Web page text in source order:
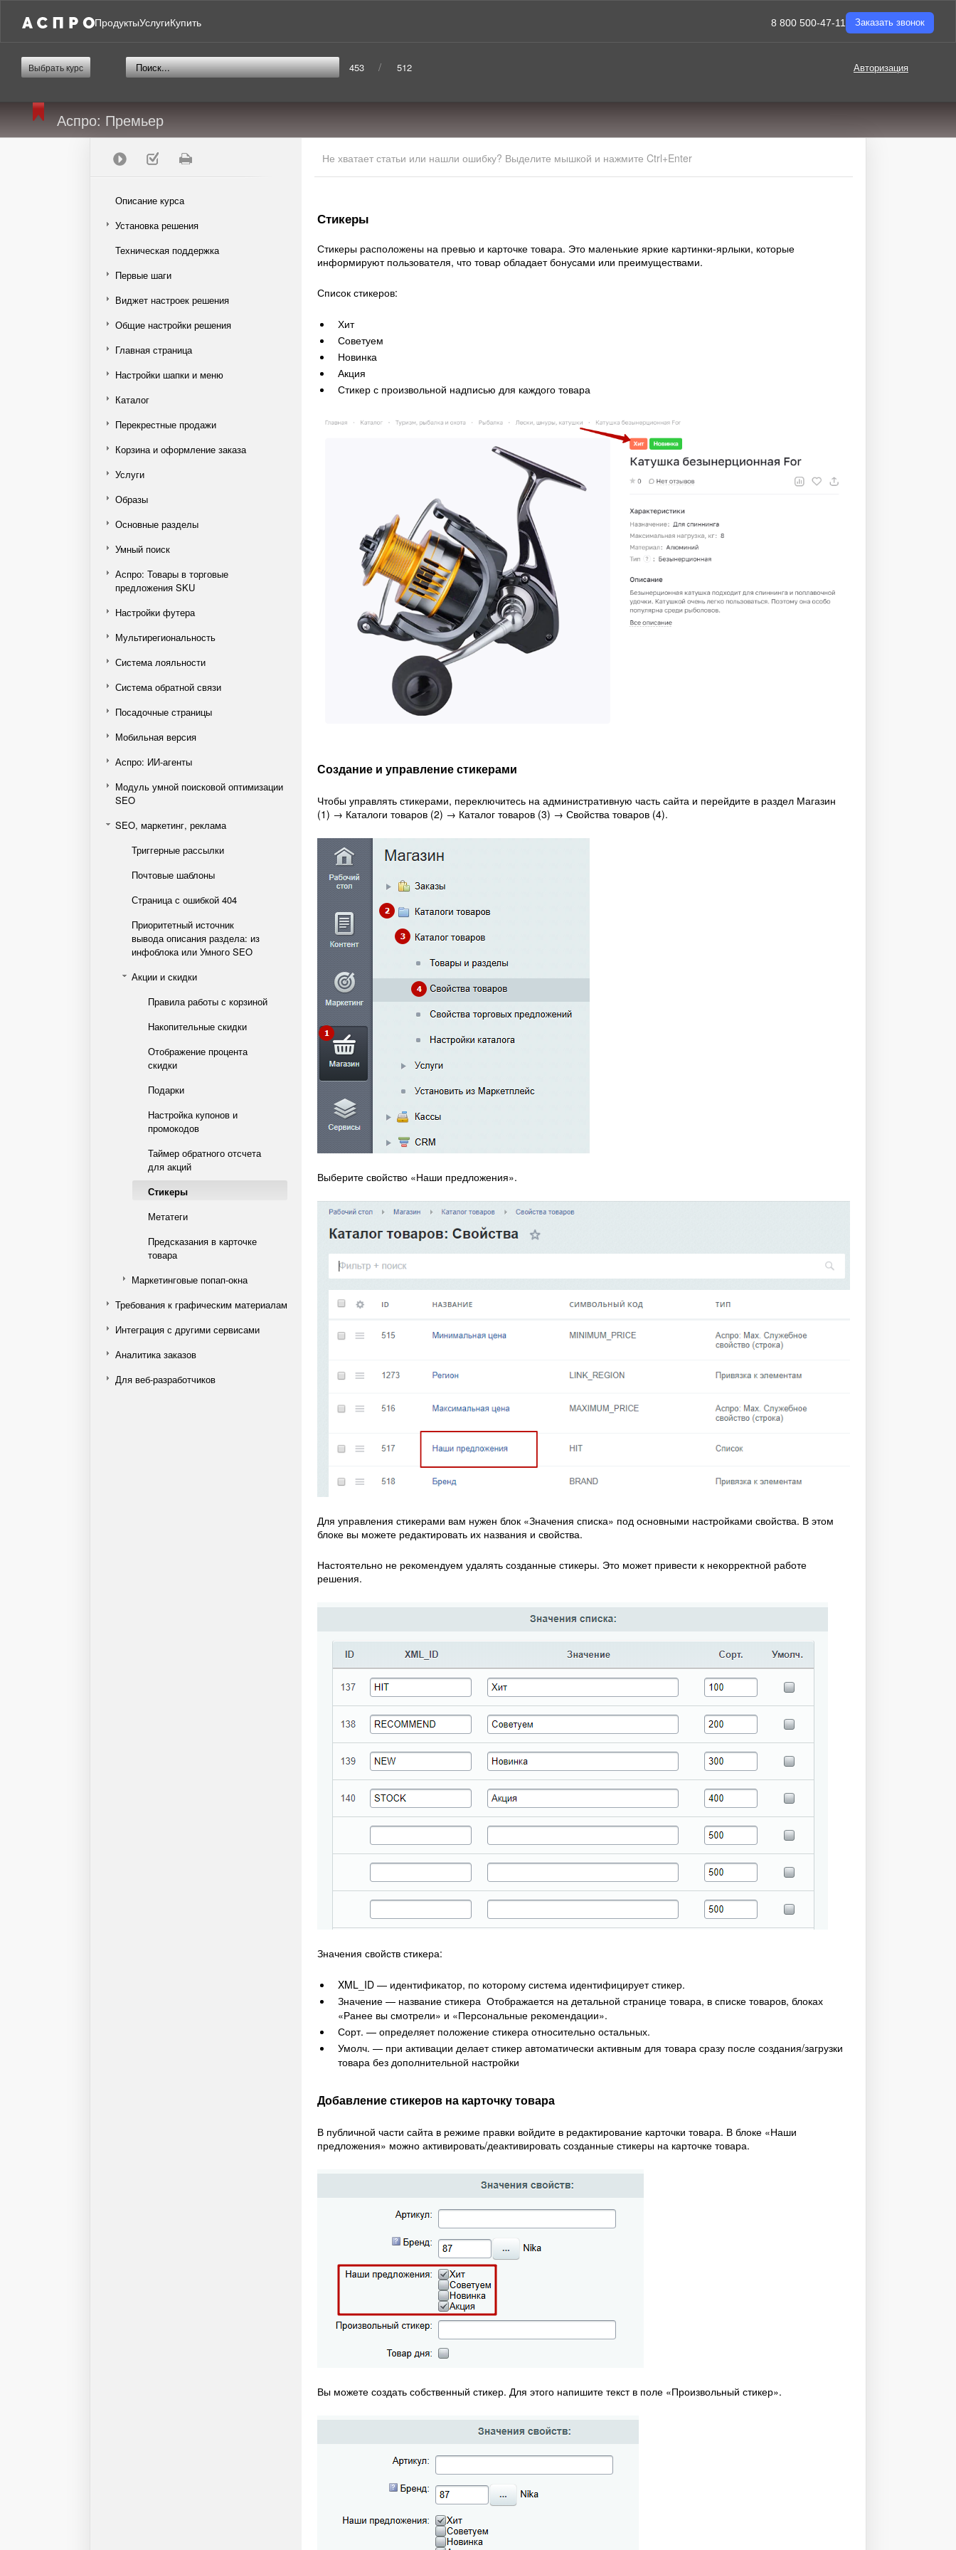
ПродуктыУслугиКупить 8 800 500-47-11 Заказать звонок
Авторизация
Выбрать курс 453 / 512
Аспро: Премьер
Описание курса
Установка решения
Техническая поддержка
Первые шаги
Виджет настроек решения
Общие настройки решения
Главная страница
Настройки шапки и меню
Каталог
Перекрестные продажи
Корзина и оформление заказа
Услуги
Образы
Основные разделы
Умный поиск
Аспро: Товары в торговые
предложения SKU
Настройки футера
Мультирегиональность
Система лояльности
Система обратной связи
Посадочные страницы
Мобильная версия
Аспро: ИИ-агенты
Модуль умной поисковой оптимизации
SEO
SEO, маркетинг, реклама
Триггерные рассылки
Почтовые шаблоны
Страница с ошибкой 404
Приоритетный источник
вывода описания раздела: из
инфоблока или Умного SEO
Акции и скидки
Правила работы с корзиной
Накопительные скидки
Отображение процента
скидки
Подарки
Настройка купонов и
промокодов
Таймер обратного отсчета
для акций
Стикеры
Метатеги
Предсказания в карточке
товара
Маркетинговые попап-окна
Требования к графическим материалам
Интеграция с другими сервисами
Аналитика заказов
Для веб-разработчиков
Не хватает статьи или нашли ошибку? Выделите мышкой и нажмите Ctrl+Enter
Стикеры
Стикеры расположены на превью и карточке товара. Это маленькие яркие картинки-ярлыки, которые
информируют пользователя, что товар обладает бонусами или преимуществами.
Список стикеров:
Хит
Советуем
Новинка
Акция
Стикер с произвольной надписью для каждого товара
Создание и управление стикерами
Чтобы управлять стикерами, переключитесь на административную часть сайта и перейдите в раздел Магазин
(1) → Каталоги товаров (2) → Каталог товаров (3) → Свойства товаров (4).
Выберите свойство «Наши предложения».
Для управления стикерами вам нужен блок «Значения списка» под основными настройками свойства. В этом
блоке вы можете редактировать их названия и свойства.
Настоятельно не рекомендуем удалять созданные стикеры. Это может привести к некорректной работе
решения.
Значения свойств стикера:
XML_ID — идентификатор, по которому система идентифицирует стикер.
Значение — название стикера Отображается на детальной странице товара, в списке товаров, блоках
«Ранее вы смотрели» и «Персональные рекомендации».
Сорт. — определяет положение стикера относительно остальных.
Умолч. — при активации делает стикер автоматически активным для товара сразу после создания/загрузки
товара без дополнительной настройки
Добавление стикеров на карточку товара
В публичной части сайта в режиме правки войдите в редактирование карточки товара. В блоке «Наши
предложения» можно активировать/деактивировать созданные стикеры на карточке товара.
Вы можете создать собственный стикер. Для этого напишите текст в поле «Произвольный стикер».